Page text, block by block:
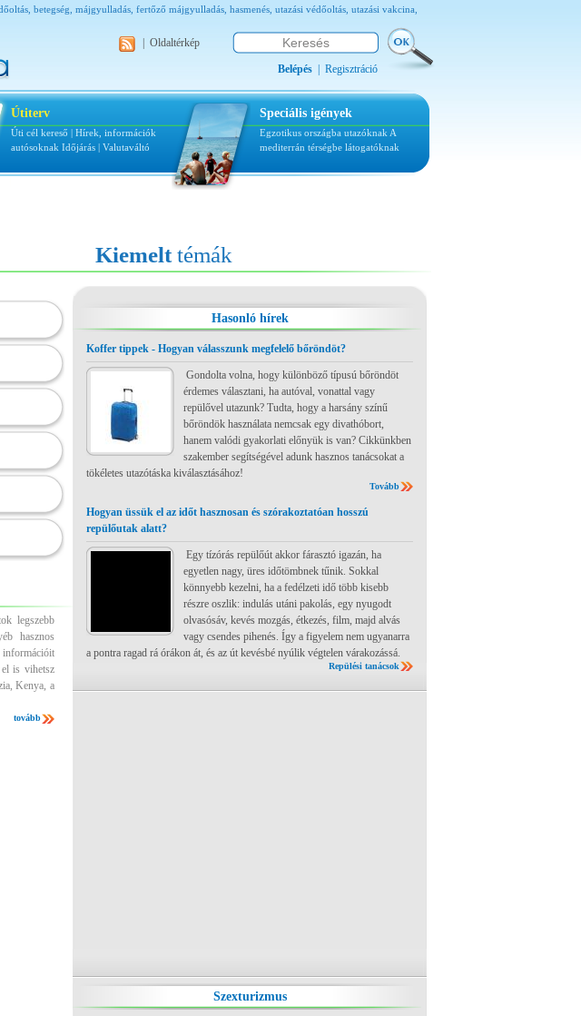
betegség, májgyulladás, fertőző májgyulladás, hasmenés, utazási védőoltás, utazási vakcina,
Oldaltérkép
Belépés Regisztráció
Útiterv
Úti cél kereső | Hírek, információk
autósoknak Időjárás | Valutaváltó
Speciális igények
Egzotikus országba utazóknak A
mediterrán térségbe látogatóknak
legszebb
hasznos
is vihetsz
Kenya, a
tovább
Kiemelttémák
Hasonló hírek
Koffer tippek - Hogyan válasszunk megfelelő bőröndöt?
Gondolta volna, hogy különböző típusú bőröndöt
érdemes választani, ha autóval, vonattal vagy
repülővel utazunk? Tudta, hogy a harsány színű
bőröndök használata nemcsak egy divathóbort,
hanem valódi gyakorlati előnyük is van? Cikkünkben
szakember segítségével adunk hasznos tanácsokat a
tökéletes utazótáska kiválasztásához!
Tovább
Hogyan üssük el az időt hasznosan és szórakoztatóan hosszú
repülőutak alatt?
Egy tízórás repülőút akkor fárasztó igazán, ha
egyetlen nagy, üres időtömbnek tűnik. Sokkal
könnyebb kezelni, ha a fedélzeti idő több kisebb
részre oszlik: indulás utáni pakolás, egy nyugodt
olvasósáv, kevés mozgás, étkezés, film, majd alvás
vagy csendes pihenés. Így a figyelem nem ugyanarra
a pontra ragad rá órákon át, és az út kevésbé nyúlik végtelen várakozássá.
Repülési tanácsok
Szexturizmus